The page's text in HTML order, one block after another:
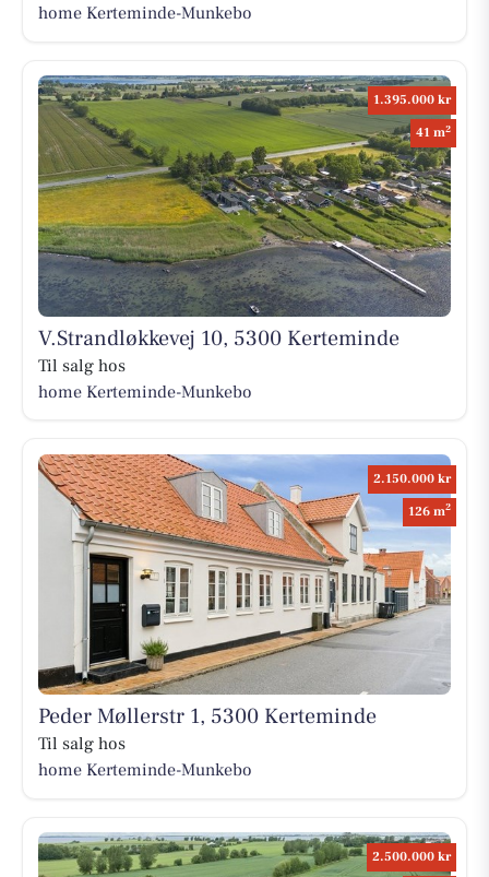
home Kerteminde-Munkebo
1.395.000 kr
41 m2
V.Strandløkkevej 10, 5300 Kerteminde
Til salg hos
home Kerteminde-Munkebo
2.150.000 kr
126 m2
Peder Møllerstr 1, 5300 Kerteminde
Til salg hos
home Kerteminde-Munkebo
2.500.000 kr